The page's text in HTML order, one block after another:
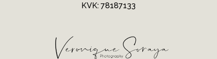
KVK: 78187133